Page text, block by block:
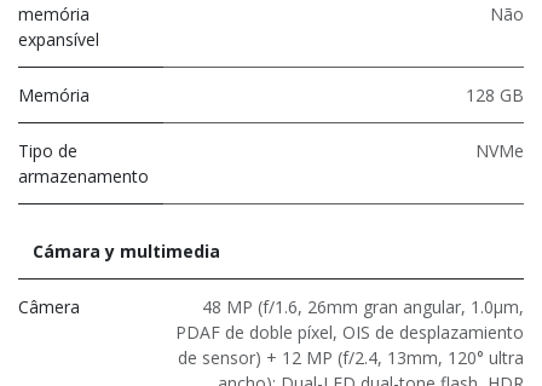
memória
expansível
Não
Memória 128 GB
Tipo de
armazenamento
NVMe
Cámara y multimedia
Câmera
48 MP (f/1.6, 26mm gran angular, 1.0μm,
PDAF de doble píxel, OIS de desplazamiento
de sensor) + 12 MP (f/2.4, 13mm, 120° ultra